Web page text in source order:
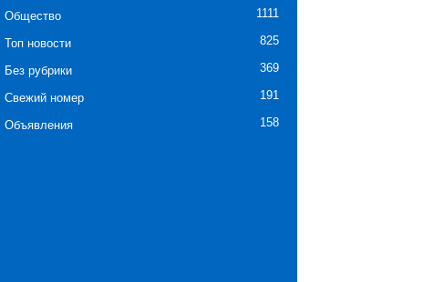
Общество 1111
Топ новости 825
Без рубрики 369
Свежий номер 191
Объявления 158